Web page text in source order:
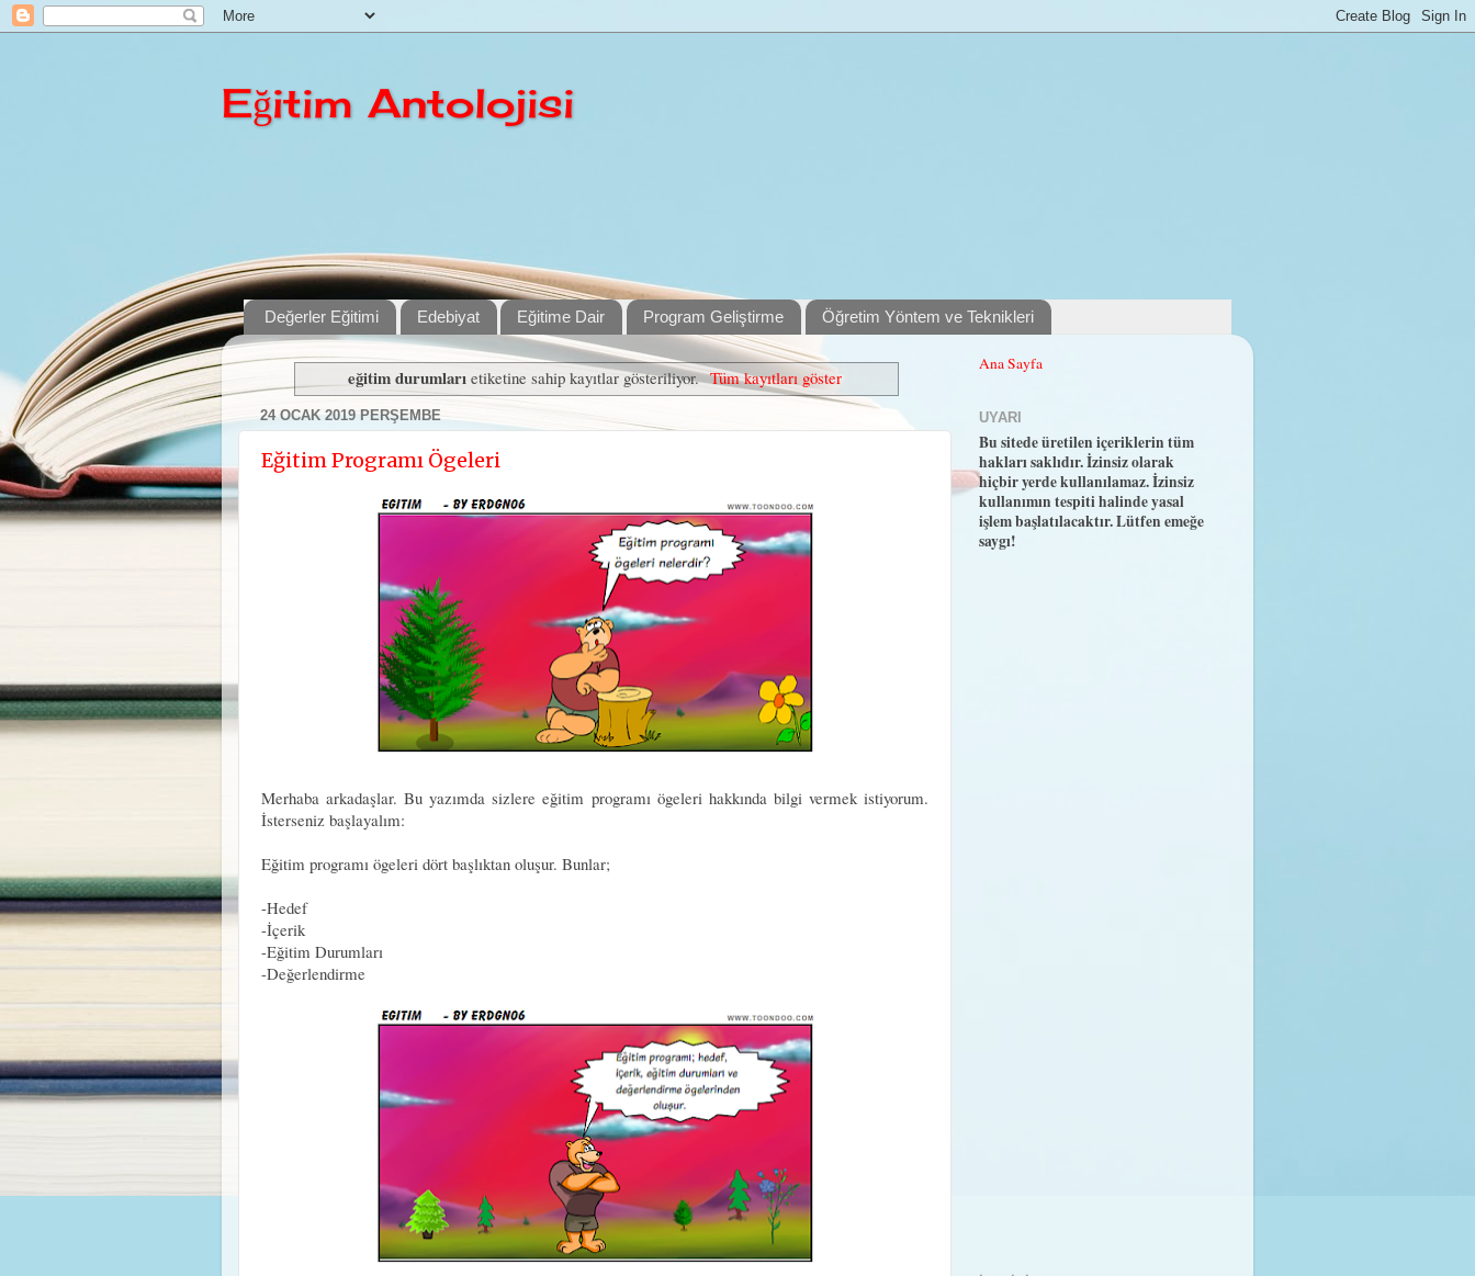
Eğitim Antolojisi
Değerler Eğitimi Edebiyat Eğitime Dair Program Geliştirme Öğretim Yöntem ve Teknikleri
eğitim durumları etiketine sahip kayıtlar gösteriliyor. Tüm kayıtları göster
24 OCAK 2019 PERŞEMBE
Eğitim Programı Ögeleri
Merhaba arkadaşlar. Bu yazımda sizlere eğitim programı ögeleri hakkında bilgi vermek istiyorum.
İsterseniz başlayalım:
Eğitim programı ögeleri dört başlıktan oluşur. Bunlar;
-Hedef
-İçerik
-Eğitim Durumları
-Değerlendirme
Ana Sayfa
UYARI
Bu sitede üretilen içeriklerin tüm
hakları saklıdır. İzinsiz olarak
hiçbir yerde kullanılamaz. İzinsiz
kullanımın tespiti halinde yasal
işlem başlatılacaktır. Lütfen emeğe
saygı!